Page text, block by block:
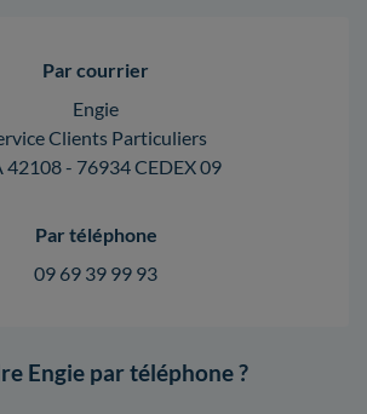
Par courrier
Engie
Clients Particuliers
42108 - 76934 CEDEX 09
Par téléphone
09 69 39 99 93
Engie par téléphone ?